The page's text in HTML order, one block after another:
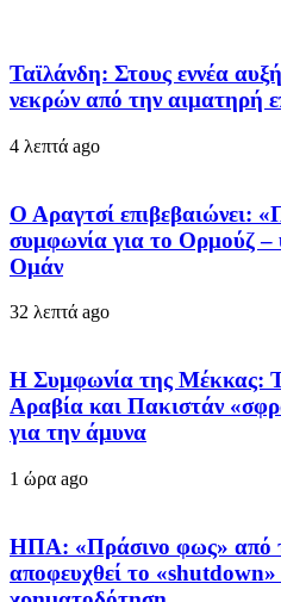
Ταϊλάνδη: Στους εννέα
νεκρών από την αιματηρή
4 λεπτά ago
Ο Αραγτσί επιβεβαιώνει:
συμφωνία για το Ορμούζ –
Ομάν
32 λεπτά ago
Η Συμφωνία της Μέκκας:
Αραβία και Πακιστάν
για την άμυνα
1 ώρα ago
ΗΠΑ: «Πράσινο φως» από
αποφευχθεί το «shutdown»